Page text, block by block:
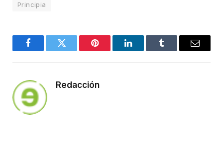
Principia
FacebookTwitter Pinterest LinkedInTumblr Email
Redacción